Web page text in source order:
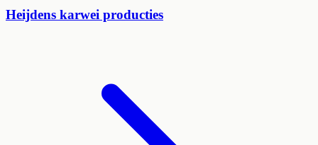
Heijdens karwei producties